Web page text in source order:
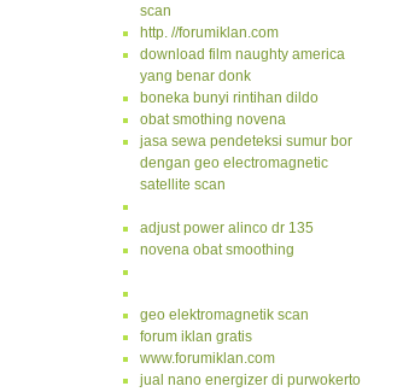
scan
http. //forumiklan.com
download film naughty america
yang benar donk
boneka bunyi rintihan dildo
obat smothing novena
jasa sewa pendeteksi sumur bor
dengan geo electromagnetic
satellite scan
adjust power alinco dr 135
novena obat smoothing
geo elektromagnetik scan
forum iklan gratis
www.forumiklan.com
jual nano energizer di purwokerto